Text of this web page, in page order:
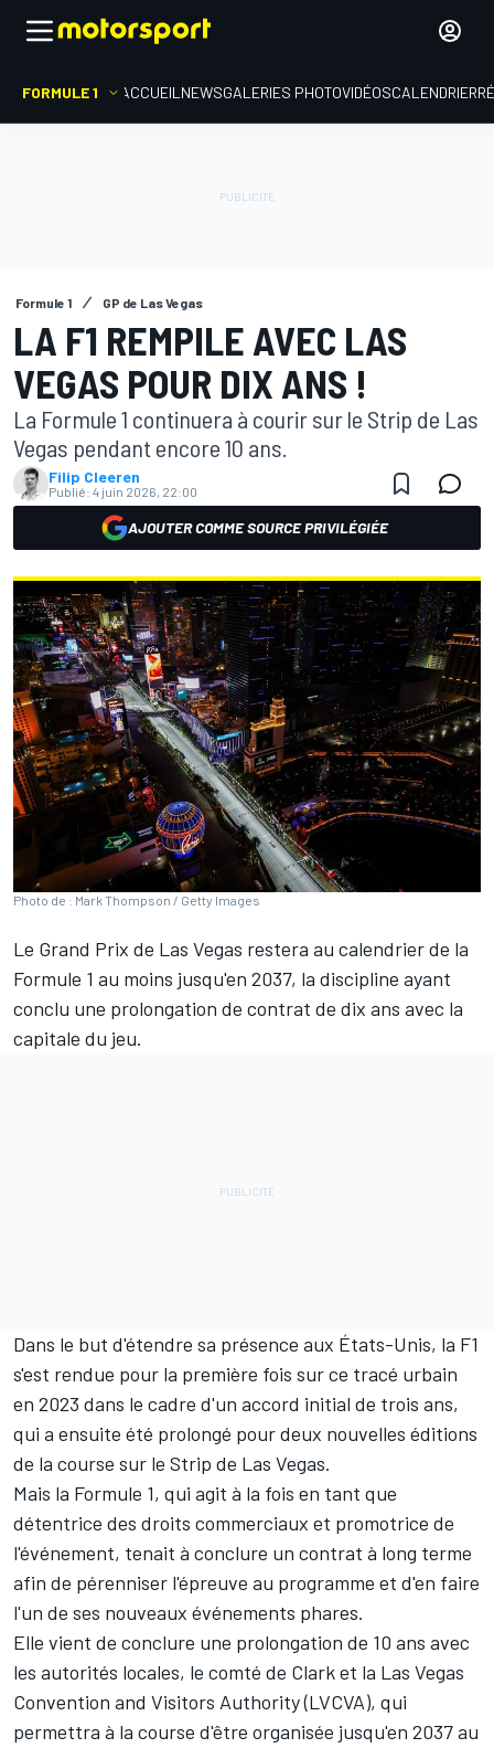
FORMULE 1 ACCUEIL NEWSGALERIES PHOTOVIDÉOSCALENDRIER
Formule 1 GP de Las Vegas
LA F1 REMPILE AVEC LAS
VEGAS POUR DIX ANS !
La Formule 1 continuera à courir sur le Strip de Las
Vegas pendant encore 10 ans.
Filip Cleeren
Publié: 4 juin 2026, 22:00
AJOUTER COMME SOURCE PRIVILÉGIÉE
Photo de : Mark Thompson / Getty Images
Le Grand Prix de Las Vegas restera au calendrier de la
Formule 1 au moins jusqu'en 2037, la discipline ayant
conclu une prolongation de contrat de dix ans avec la
capitale du jeu.
Dans le but d'étendre sa présence aux États-Unis, la F1
s'est rendue pour la première fois sur ce tracé urbain
en 2023 dans le cadre d'un accord initial de trois ans,
qui a ensuite été prolongé pour deux nouvelles éditions
de la course sur le Strip de Las Vegas.
Mais la Formule 1, qui agit à la fois en tant que
détentrice des droits commerciaux et promotrice de
l'événement, tenait à conclure un contrat à long terme
afin de pérenniser l'épreuve au programme et d'en faire
l'un de ses nouveaux événements phares.
Elle vient de conclure une prolongation de 10 ans avec
les autorités locales, le comté de Clark et la Las Vegas
Convention and Visitors Authority (LVCVA), qui
permettra à la course d'être organisée jusqu'en 2037 au